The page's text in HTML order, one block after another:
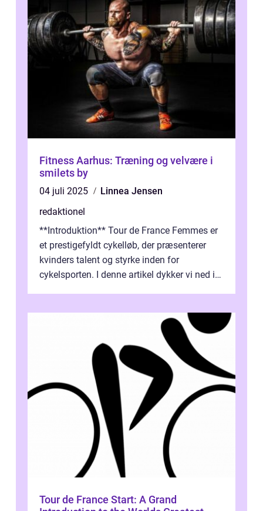
Fitness Aarhus: Træning og velvære i
smilets by
04 juli 2025
Linnea Jensen
redaktionel
**Introduktion** Tour de France Femmes er
et prestigefyldt cykelløb, der præsenterer
kvinders talent og styrke inden for
cykelsporten. I denne artikel dykker vi ned i
Tour de France Start: A Grand